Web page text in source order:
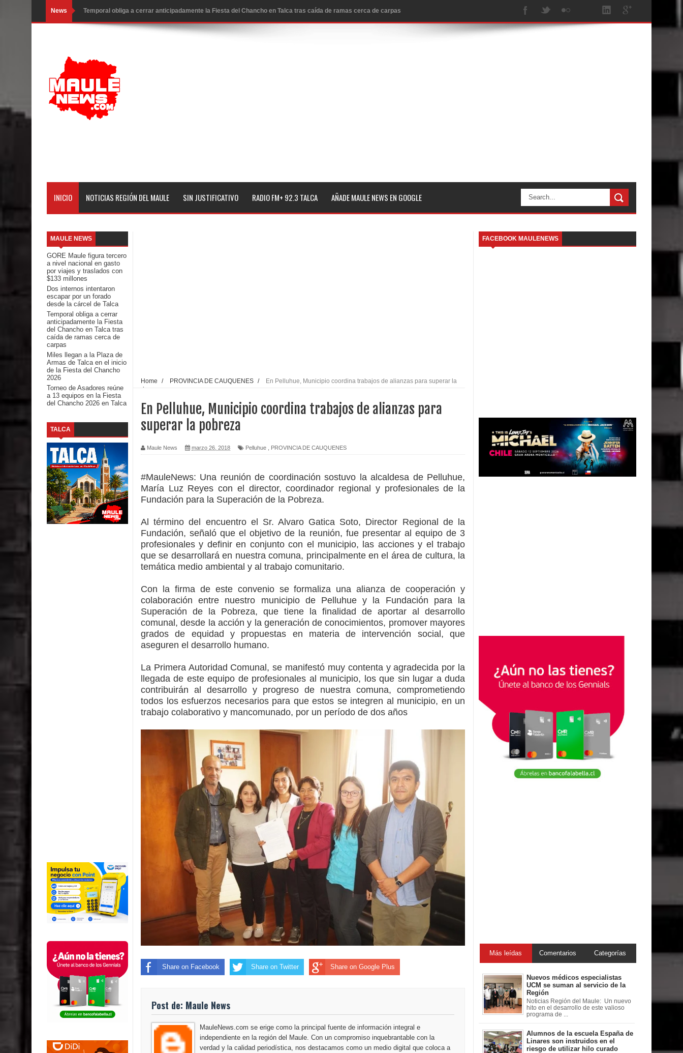
News Temporal obliga a cerrar anticipadamente la Fiesta del Chancho en Talca tras caída de ramas cerca de carpas
Miles llegan a la Plaza de Armas de Talca en el inicio de la Fiesta del Chancho 2026
Alerta por hantavirus: expertos piden reforzar medidas y consulta oportuna
Matrimonios Linarenses Celebraron Bodas de Oro
Departamento Comunal de Salud de Curicó desarrollará jornada de vacunación contra la Influenza y otros
Banda linarense Los Remembers regresa de Brasil tras impulsar un intercambio musical y pedagógico con
comunidades escolares
Mario Meza endurece críticas contra ministra de Salud por dejar fuera a Linares: “No dará la cara”
Seremi de Desarrollo Social y Familia mantiene despliegue para apoyar a niños y adolescentes durante la
emergencia.
Del anime al K-pop: especialistas U. de Chile analizan el creciente interés por las culturas japonesa y coreana
Renuncia del seremi Minvu en el Maule golpea al Gobierno en medio de denuncias por viviendas sociales en
Talca
Diputado Jorge Guzmán rechaza proyecto de interconexión eléctrica en la alta cordillera del Maule por su
impacto ambiental
INDAP entregó $189 millones en incentivos a usuarios de PRODESAL de la provincia de Linares
Municipalidad de Curicó apuesta a la innovación en tecnología educativa con nuevas pantallas interactivas del
Colegio El Boldo
Seremi de Desarrollo Social y Familia lanzó en el Maule el Fondo Concursable de Promoción de Entornos
Saludables 2026
Ballet: La magia de La Cenicienta llegará al Teatro Regional del Maule en una función especial para celebrar el
GORE Maule figura tercero a nivel nacional en gasto por viajes y traslados con $133 millones
Dos internos intentaron escapar por un forado desde la cárcel de Talca
INICIO NOTICIAS REGIÓN DEL MAULE SIN JUSTIFICATIVO RADIO FM+ 92.3 TALCA AÑADE MAULE NEWS EN GOOGLE
MAULE NEWS
GORE Maule figura tercero
a nivel nacional en gasto
por viajes y traslados con
$133 millones
Dos internos intentaron
escapar por un forado
desde la cárcel de Talca
Temporal obliga a cerrar
anticipadamente la Fiesta
del Chancho en Talca tras
caída de ramas cerca de
carpas
Miles llegan a la Plaza de
Armas de Talca en el inicio
de la Fiesta del Chancho
2026
Torneo de Asadores reúne
a 13 equipos en la Fiesta
del Chancho 2026 en Talca
TALCA
Home / PROVINCIA DE CAUQUENES /
En Pelluhue, Municipio coordina trabajos de alianzas para superar la
pobreza
En Pelluhue, Municipio coordina trabajos de alianzas para
superar la pobreza
Maule News marzo 26, 2018 Pelluhue PROVINCIA DE CAUQUENES
#MauleNews: Una reunión de coordinación sostuvo la alcaldesa de Pelluhue,
María Luz Reyes con el director, coordinador regional y profesionales de la
Fundación para la Superación de la Pobreza.
Al término del encuentro el Sr. Alvaro Gatica Soto, Director Regional de la
Fundación, señaló que el objetivo de la reunión, fue presentar al equipo de 3
profesionales y definir en conjunto con el municipio, las acciones y el trabajo
que se desarrollará en nuestra comuna, principalmente en el área de cultura, la
temática medio ambiental y al trabajo comunitario.
Con la firma de este convenio se formaliza una alianza de cooperación y
colaboración entre nuestro municipio de Pelluhue y la Fundación para la
Superación de la Pobreza, que tiene la finalidad de aportar al desarrollo
comunal, desde la acción y la generación de conocimientos, promover mayores
grados de equidad y propuestas en materia de intervención social, que
aseguren el desarrollo humano.
La Primera Autoridad Comunal, se manifestó muy contenta y agradecida por la
llegada de este equipo de profesionales al municipio, los que sin lugar a duda
contribuirán al desarrollo y progreso de nuestra comuna, comprometiendo
todos los esfuerzos necesarios para que estos se integren al municipio, en un
trabajo colaborativo y mancomunado, por un período de dos años
Share on Facebook Share on Twitter Share on Google Plus
Post de: Maule News
MauleNews.com se erige como la principal fuente de información integral e
independiente en la región del Maule. Con un compromiso inquebrantable con la
verdad y la calidad periodística, nos destacamos como un medio digital que coloca a
FACEBOOK MAULENEWS
Más leídas Comentarios Categorías
Nuevos médicos especialistas
UCM se suman al servicio de la
Región
Noticias Región del Maule: Un nuevo
hito en el desarrollo de este valioso
programa de ...
Alumnos de la escuela España de
Linares son instruidos en el
riesgo de utilizar hilo curado